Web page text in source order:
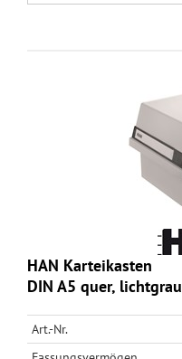
HAN Karteikasten
DIN A5 quer, lichtgrau
Art.-Nr.